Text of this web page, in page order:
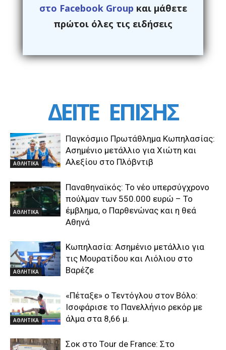
στο Facebook Group και μάθετε
πρώτοι όλες τις ειδήσεις
ΔΕΙΤΕ ΕΠΙΣΗΣ
ΑΘΛΗΤΙΚΑ
Παγκόσμιο Πρωτάθλημα Κωπηλασίας:
Ασημένιο μετάλλιο για Χιώτη και
Αλεξίου στο Πλόβντιβ
ΑΘΛΗΤΙΚΑ
Παναθηναϊκός: Το νέο υπερσύγχρονο
πούλμαν των 550.000 ευρώ – Το
έμβλημα, ο Παρθενώνας και η θεά
Αθηνά
ΑΘΛΗΤΙΚΑ
Κωπηλασία: Ασημένιο μετάλλιο για
τις Μουρατίδου και Λιόλιου στο
Βαρέζε
ΑΘΛΗΤΙΚΑ
«Πέταξε» ο Τεντόγλου στον Βόλο:
Ισοφάρισε το Πανελλήνιο ρεκόρ με
άλμα στα 8,66 μ.
Σοκ στο Tour de France: Στο